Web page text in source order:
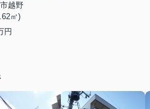
越野
㎡)
円